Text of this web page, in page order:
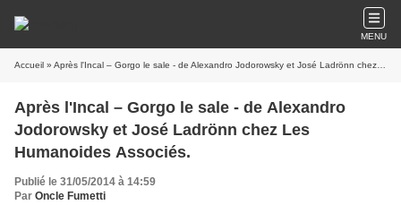
MENU
Accueil » Après l'Incal – Gorgo le sale - de Alexandro Jodorowsky et José Ladrönn chez Les Humanoides Associés.
Après l'Incal – Gorgo le sale - de Alexandro
Jodorowsky et José Ladrönn chez Les
Humanoides Associés.
Publié le 31/05/2014 à 14:59
Par Oncle Fumetti